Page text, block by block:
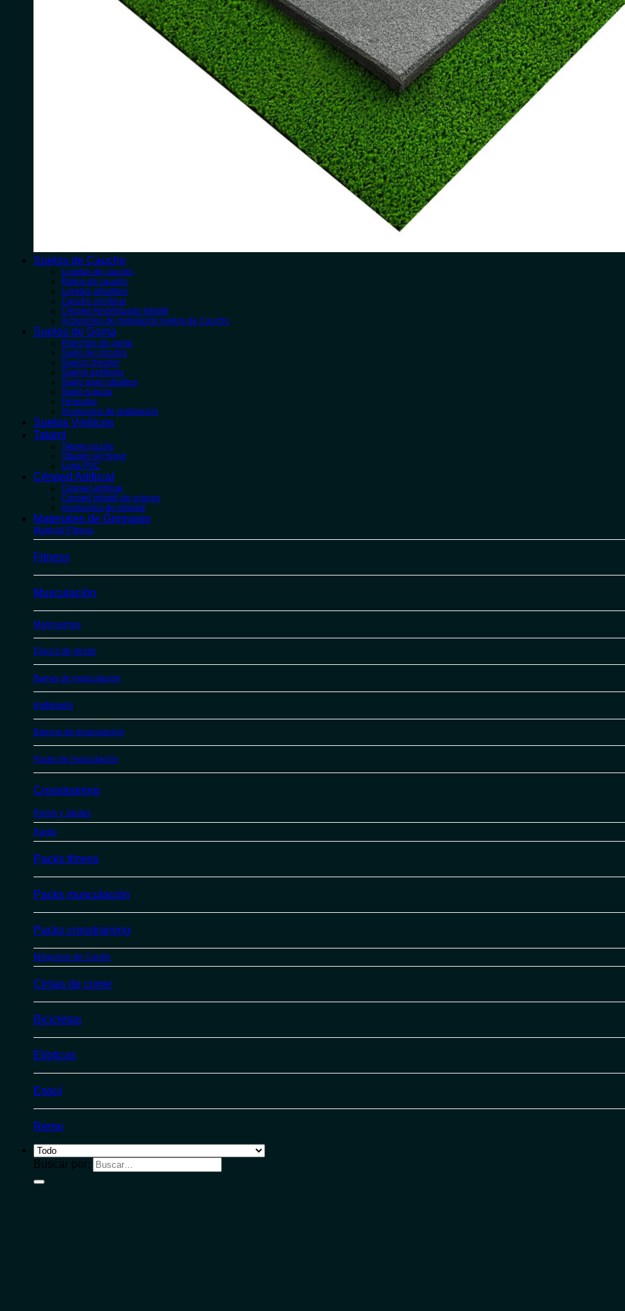
Suelos de Caucho
Losetas de caucho
Rollos de caucho
Losetas infantiles
Caucho contínuo
Césped Amortiguado Infantil
Accesorios de instalación suelos de Caucho
Suelos de Goma
Planchas de goma
Suelo de círculos
Suelos checker
Suelos estribera
Suelo para caballos
Suelo rugoso
Felpudos
Accesorios de instalación
Suelos Vinílicos
Tatami
Tatami puzzle
Tatamis sin forrar
Lona PVC
Césped Artificial
Césped artificial
Césped infantil de colores
Accesorios de césped
Materiales de Gimnasio
Material Fitness
Fitness
Musculación
Mancuernas
Discos de pesas
Barras de musculación
Kettlebells
Bancos de musculación
Packs de musculación
Crosstraining
Racks y Jaulas
Packs
Packs fitness
Packs musculación
Packs crosstraining
Máquinas de Cardio
Cintas de correr
Bicicletas
Elípticas
Esquí
Remo
Buscar por: